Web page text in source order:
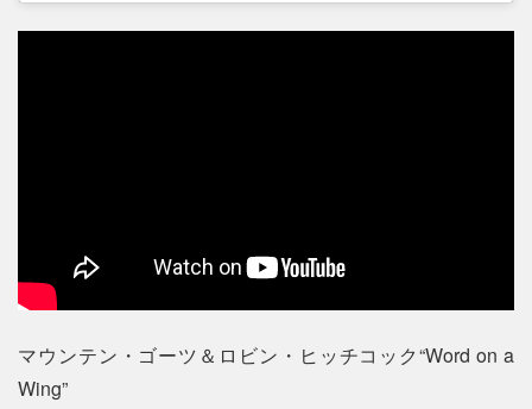
マウンテン・ゴーツ＆ロビン・ヒッチコック“Word on a
Wing”